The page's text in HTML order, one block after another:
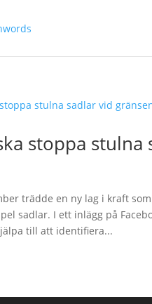
stoppa stulna
trädde en ny lag i kraft
sadlar. I ett inlägg på
till att identifiera...